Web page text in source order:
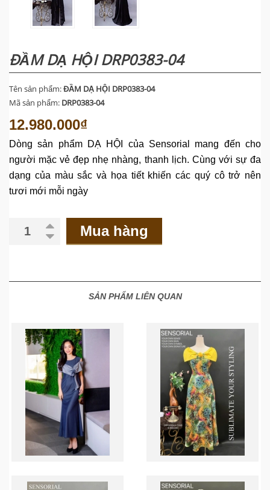
ĐẦM DẠ HỘI DRP0383-04
Tên sản phẩm:ĐẦM DẠ HỘI DRP0383-04
Mã sản phẩm: DRP0383-04
12.980.000₫
Dòngsản phẩm DẠ HỘI của Sensorial mang đến cho
người mặc vẻ đẹp nhẹ nhàng, thanh lịch. Cùng với sự đa
dạng của màu sắc và họa tiết khiến các quý cô trở nên
tươi mới mỗi ngày
Mua hàng
SẢN PHẨM LIÊN QUAN